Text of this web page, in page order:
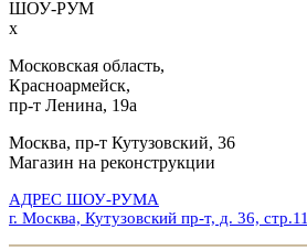
ШОУ-РУМ
x
Московская область,
Красноармейск,
пр-т Ленина, 19а
Москва, пр-т Кутузовский, 36
Магазин на реконструкции
АДРЕС ШОУ-РУМА
г. Москва, Кутузовский пр-т, д. 36, стр.11